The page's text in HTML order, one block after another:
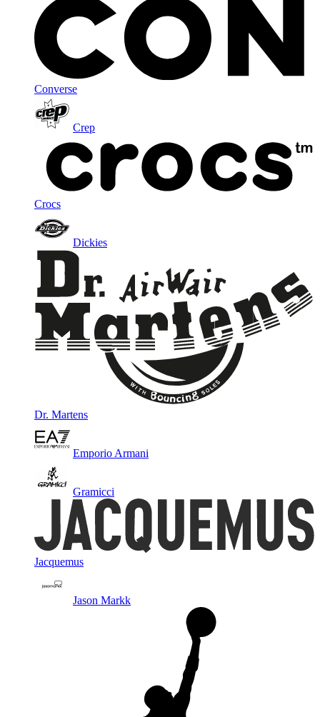
Converse
Crep
Crocs
Dickies
Dr. Martens
Emporio Armani
Gramicci
Jacquemus
Jason Markk